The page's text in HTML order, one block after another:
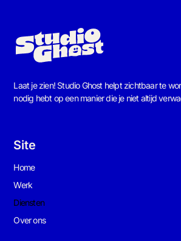
Laat je zien! Studio Ghost helpt zichtbaar te
nodig hebt op een manier die je niet altijd
Site
Home
Werk
Diensten
Over ons